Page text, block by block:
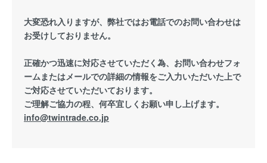
大変恐れ入りますが、弊社ではお電話でのお問い合わせは
お受けしておりません。
正確かつ迅速に対応させていただく為、お問い合わせフォ
ームまたはメールでの詳細の情報をご入力いただいた上で
ご対応させていただいております。
ご理解ご協力の程、何卒宜しくお願い申し上げます。
info@twintrade.co.jp